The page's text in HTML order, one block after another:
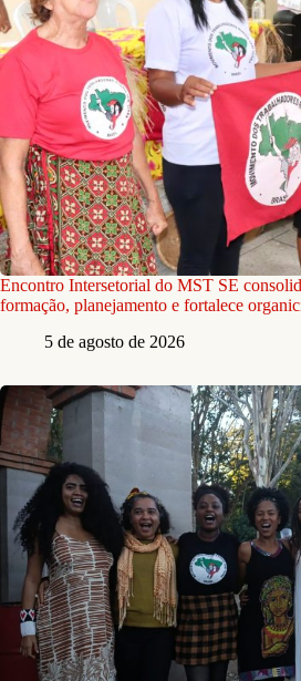
Encontro Intersetorial do MST SE
formação, planejamento e fortalece
5 de agosto de 2026